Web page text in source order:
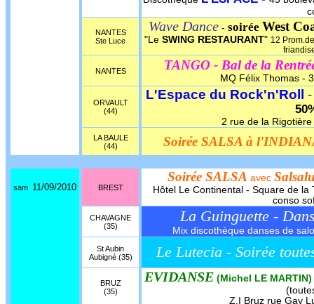
NANTES
Ste Luce
Wave Dance- soirée West
"Le SWING RESTAURANT" 12
NANTES TANGO - Bal de la
MQ Félix Thomas -
ORVAULT
(44)
L'Espace du Rock'n'Roll
2 rue de la
LA BAULE
(44)
Soirée SALSA à
sam 11/09/2010 BREST
Soirée SALSA avec
Hôtel Le Continental - Square de la
conso
CHAVAGNE
(35)
La Guinguette -
Mix discothèque danses de
St Aubin
Aubigné (35)
Le Lutecia - Soirée
BRUZ
(35)
EVIDANSE (Michel LE MARTIN)
Z.I Bruz rue Gay